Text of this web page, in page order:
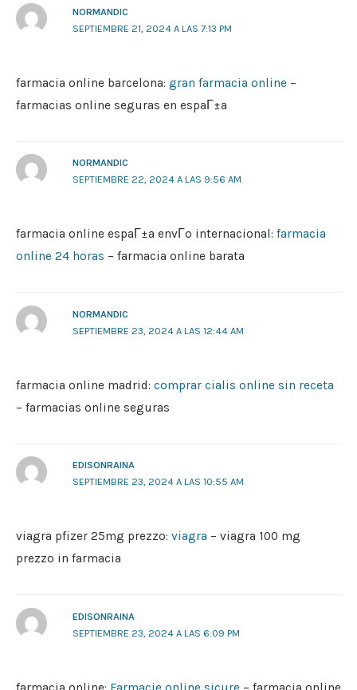
NORMANDIC
SEPTIEMBRE 21, 2024 A LAS 7:13 PM
farmacia online barcelona: gran farmacia online –
farmacias online seguras en espaГ±a
NORMANDIC
SEPTIEMBRE 22, 2024 A LAS 9:56 AM
farmacia online espaГ±a envГ­o internacional: farmacia
online 24 horas – farmacia online barata
NORMANDIC
SEPTIEMBRE 23, 2024 A LAS 12:44 AM
farmacia online madrid: comprar cialis online sin receta
– farmacias online seguras
EDISONRAINA
SEPTIEMBRE 23, 2024 A LAS 10:55 AM
viagra pfizer 25mg prezzo: viagra – viagra 100 mg
prezzo in farmacia
EDISONRAINA
SEPTIEMBRE 23, 2024 A LAS 6:09 PM